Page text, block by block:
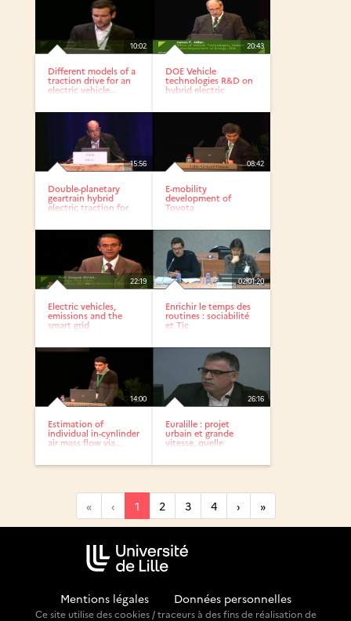
10:02
Different models of a
traction drive for an
electric vehicle...
20:43
DOE Vehicle
technologies R&D on
hybrid electric
15:56
Double-planetary
geartrain hybrid
electric traction for
08:42
E-mobility
development of
Toyota
22:19
Electric vehicles,
emissions and the
smart grid
02:01:20
Enrichir le temps des
routines : sociabilité
et Tic
14:00
Estimation of
individual in-cynlinder
air mass flow via...
26:16
Euralille : projet
urbain et grande
vitesse, quelle
« ‹ 1 2 3 4 › »
Mentions légales Données personnelles
Ce site utilise des cookies / traceurs à des fins de réalisation de